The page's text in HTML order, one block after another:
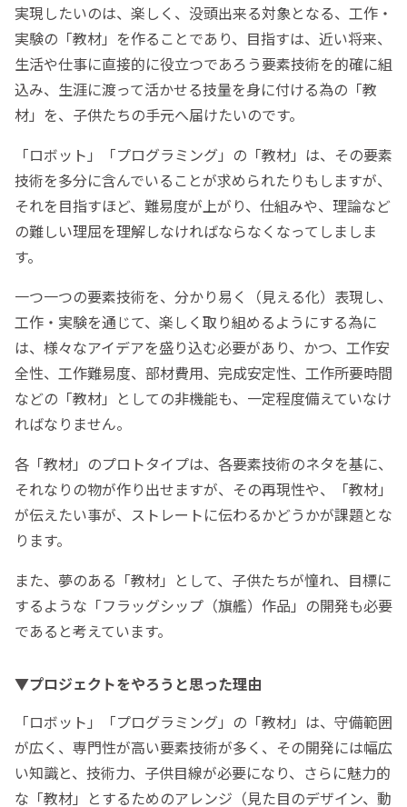
実現したいのは、楽しく、没頭出来る対象となる、工作・
実験の「教材」を作ることであり、目指すは、近い将来、
生活や仕事に直接的に役立つであろう要素技術を的確に組
込み、生涯に渡って活かせる技量を身に付ける為の「教
材」を、子供たちの手元へ届けたいのです。
「ロボット」「プログラミング」の「教材」は、その要素
技術を多分に含んでいることが求められたりもしますが、
それを目指すほど、難易度が上がり、仕組みや、理論など
の難しい理屈を理解しなければならなくなってしましま
す。
一つ一つの要素技術を、分かり易く（見える化）表現し、
工作・実験を通じて、楽しく取り組めるようにする為に
は、様々なアイデアを盛り込む必要があり、かつ、工作安
全性、工作難易度、部材費用、完成安定性、工作所要時間
などの「教材」としての非機能も、一定程度備えていなけ
ればなりません。
各「教材」のプロトタイプは、各要素技術のネタを基に、
それなりの物が作り出せますが、その再現性や、「教材」
が伝えたい事が、ストレートに伝わるかどうかが課題とな
ります。
また、夢のある「教材」として、子供たちが憧れ、目標に
するような「フラッグシップ（旗艦）作品」の開発も必要
であると考えています。
▼プロジェクトをやろうと思った理由
「ロボット」「プログラミング」の「教材」は、守備範囲
が広く、専門性が高い要素技術が多く、その開発には幅広
い知識と、技術力、子供目線が必要になり、さらに魅力的
な「教材」とするためのアレンジ（見た目のデザイン、動